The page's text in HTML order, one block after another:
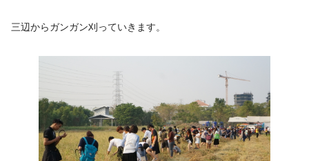
三辺からガンガン刈っていきます。